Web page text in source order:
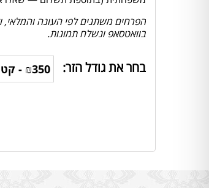
הפרחים משתנים לפי העונה והמלאי,
בוואטסאפ ונשלח תמונות.
בחר את גודל הזר: